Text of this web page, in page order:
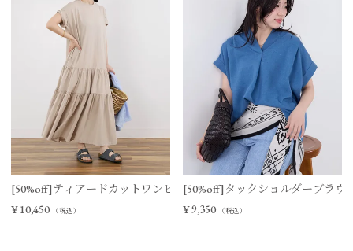
[50%off]ティアードカットワンピース
¥ 10,450 （税込）
[50%off]タックショルダーブラウ
¥9,350 （税込）